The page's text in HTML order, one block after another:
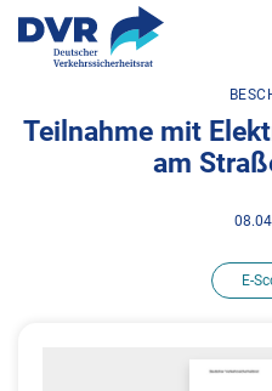
ZUM HAUPTINHALT
ZUR SUCHE SPRINGEN
Teilnahme mit
am
E-